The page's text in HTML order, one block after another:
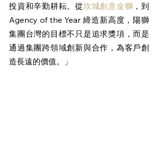
投資和辛勤耕耘。從坎城創意金獅 ，到
Agency of the Year 締造新高度，陽獅
集團台灣的目標不只是追求獎項，而是
通過集團跨領域創新與合作，為客戶創
造長遠的價值。」